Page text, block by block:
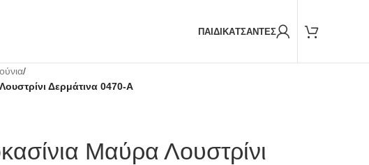
ΠΑΙΔΙΚΑΤΣΑΝΤΕΣ
/
Δερμάτινα 0470-A
Μαύρα Λουστρίνι